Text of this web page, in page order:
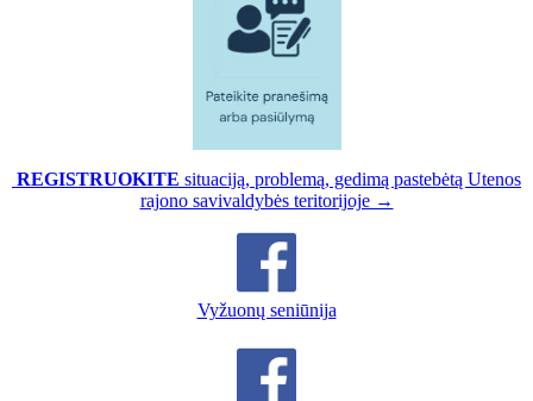
REGISTRUOKITE situaciją, problemą, gedimą pastebėtą Utenos
rajono savivaldybės teritorijoje →
Vyžuonų seniūnija